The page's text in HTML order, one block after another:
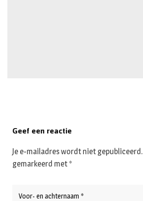
Geef een reactie
Je e-mailadres wordt niet gepubliceerd.
gemarkeerd met *